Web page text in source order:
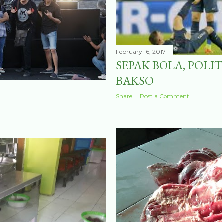
February 16, 2017
SEPAK BOLA,
BAKSO
Share Post a Comment